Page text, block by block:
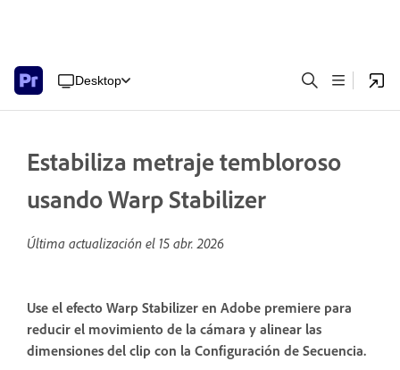
Desktop
Estabiliza metraje tembloroso
usando Warp Stabilizer
Última actualización el 15 abr. 2026
Use el efecto Warp Stabilizer en Adobe premiere para
reducir el movimiento de la cámara y alinear las
dimensiones del clip con la Configuración de Secuencia.